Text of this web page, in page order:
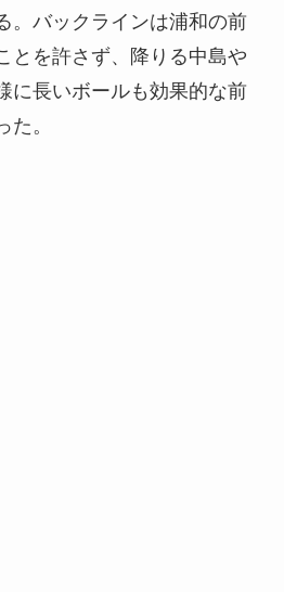
。バックラインは浦和の前
とを許さず、降りる中島や
に長いボールも効果的な前
。